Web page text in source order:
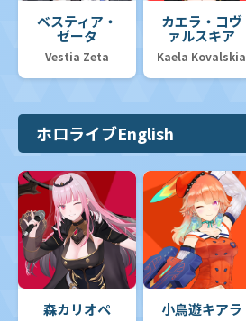
ベスティア・
ゼータ
Vestia Zeta
カエラ・コヴ
ァルスキア
Kaela Kovalskia
ホロライブEnglish
森カリオペ 小鳥遊キアラ